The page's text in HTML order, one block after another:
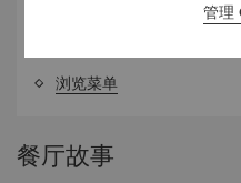
施，联袂呈现「日落悦享俱乐部
浏览菜单
餐厅故事
管理